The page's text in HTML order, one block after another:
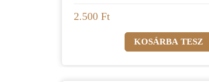
2.500 Ft